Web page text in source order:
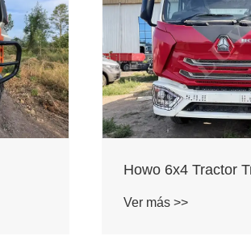
Howo 371 tractor
Ver más >>